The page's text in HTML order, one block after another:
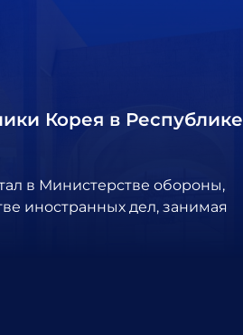
Корея в Республике
в Министерстве обороны,
иностранных дел, занимая